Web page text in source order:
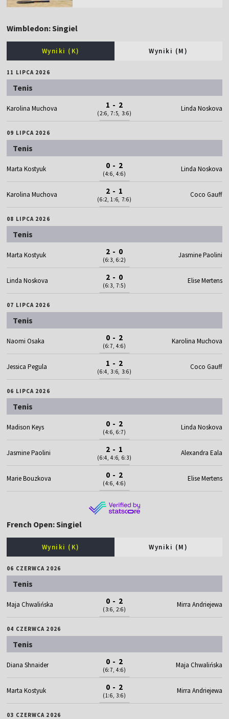
Wimbledon: Singiel
Wyniki (K) Wyniki (M)
11 LIPCA 2026
Tenis
Karolina Muchova 1 - 2
(2:6, 7:5, 3:6)
Linda Noskova
09 LIPCA 2026
Tenis
Marta Kostyuk 0 - 2
(4:6, 4:6)
Linda Noskova
Karolina Muchova 2 - 1
(6:2, 1:6, 7:6)
Coco Gauff
08 LIPCA 2026
Tenis
Marta Kostyuk 2 - 0
(6:3, 6:2)
Jasmine Paolini
Linda Noskova 2 - 0
(6:3, 7:5)
Elise Mertens
07 LIPCA 2026
Tenis
Naomi Osaka 0 - 2
(6:7, 4:6)
Karolina Muchova
Jessica Pegula 1 - 2
(6:4, 3:6, 3:6)
Coco Gauff
06 LIPCA 2026
Tenis
Madison Keys 0 - 2
(4:6, 6:7)
Linda Noskova
Jasmine Paolini 2 - 1
(6:4, 4:6, 6:3)
Alexandra Eala
Marie Bouzkova 0 - 2
(4:6, 4:6)
Elise Mertens
French Open: Singiel
Wyniki (K) Wyniki (M)
06 CZERWCA 2026
Tenis
Maja Chwalińska 0 - 2
(3:6, 2:6)
Mirra Andriejewa
04 CZERWCA 2026
Tenis
Diana Shnaider 0 - 2
(6:7, 4:6)
Maja Chwalińska
Marta Kostyuk 0 - 2
(1:6, 3:6)
Mirra Andriejewa
03 CZERWCA 2026